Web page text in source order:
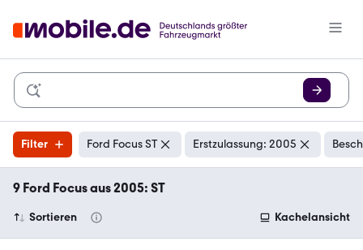
Filter Ford Focus ST Erstzulassung: 2005
9 Ford Focus aus 2005: ST
Sortieren Kachelansicht